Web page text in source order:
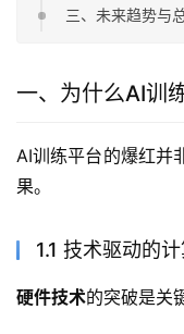
三、未来趋势与
一、为什么AI训
AI训练平台的爆红并
果。
1.1 技术驱动的
硬件技术的突破是关